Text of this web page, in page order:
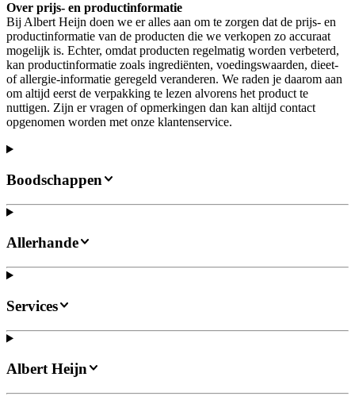
Over prijs- en productinformatie
Bij Albert Heijn doen we er alles aan om te zorgen dat de prijs- en
productinformatie van de producten die we verkopen zo accuraat
mogelijk is. Echter, omdat producten regelmatig worden verbeterd,
kan productinformatie zoals ingrediënten, voedingswaarden, dieet-
of allergie-informatie geregeld veranderen. We raden je daarom aan
om altijd eerst de verpakking te lezen alvorens het product te
nuttigen. Zijn er vragen of opmerkingen dan kan altijd contact
opgenomen worden met onze klantenservice.
Boodschappen
Allerhande
Services
Albert Heijn